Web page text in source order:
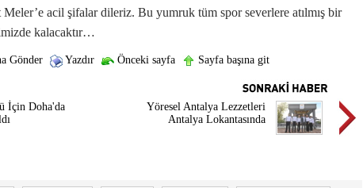
acil şifalar dileriz. Bu yumruk tüm spor severlere atılmış bir
kalacaktır…
Gönder Yazdır Önceki sayfa Sayfa başına git
İçin Doha'da
Yöresel Antalya Lezzetleri
Antalya Lokantasında